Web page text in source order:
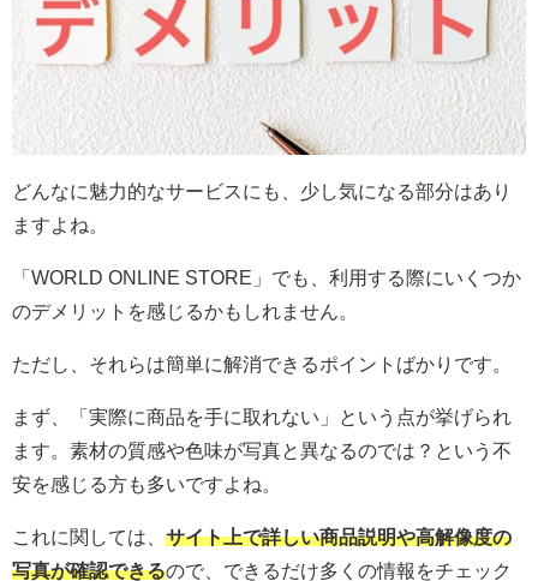
どんなに魅力的なサービスにも、少し気になる部分はあり
ますよね。
「WORLD ONLINE STORE」でも、利用する際にいくつか
のデメリットを感じるかもしれません。
ただし、それらは簡単に解消できるポイントばかりです。
まず、「実際に商品を手に取れない」という点が挙げられ
ます。素材の質感や色味が写真と異なるのでは？という不
安を感じる方も多いですよね。
これに関しては、 サイト上で詳しい商品説明や高解像度の
写真が確認できるので、できるだけ多くの情報をチェック